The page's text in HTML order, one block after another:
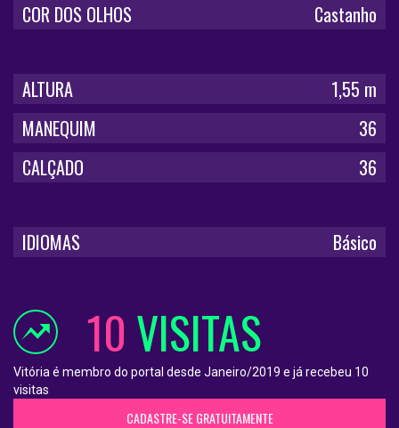
COR DOS OLHOS
Castanho
ALTURA
1,55 m
MANEQUIM
36
CALÇADO
36
IDIOMAS Básico
10 VISITAS
Vitória é membro do portal desde Janeiro/2019 e já recebeu 10
visitas
CADASTRE-SE GRATUITAMENTE